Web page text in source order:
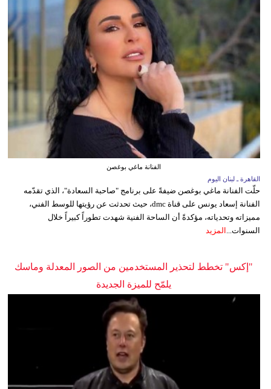
الفنانة ماغي بوغصن
القاهرة ـ لبنان اليوم
حلّت الفنانة ماغي بوغصن ضيفةً على برنامج "صاحبة السعادة"، الذي تقدّمه
الفنانة إسعاد يونس على قناة dmc، حيث تحدثت عن رؤيتها للوسط الفني،
مميزاته وتحدياته، مؤكدةً أن الساحة الفنية شهدت تطوراً كبيراً خلال
السنوات... المزيد
"إكس" تخطط لتحذير المستخدمين من الصور المعدلة وماسك
يلمّح للميزة الجديدة